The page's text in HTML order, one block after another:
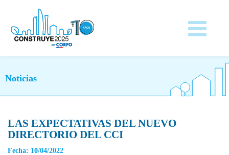
Noticias
LAS EXPECTATIVAS DEL NUEVO
DIRECTORIO DEL CCI
Fecha: 10/04/2022